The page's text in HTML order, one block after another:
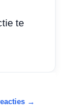
te
→